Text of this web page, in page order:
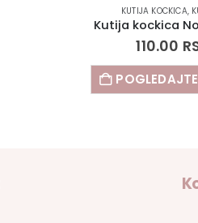
KUTIJA KOCKICA,
Kutija kockica
110.00